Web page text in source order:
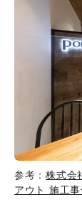
参考：株式会
アウト 施工事